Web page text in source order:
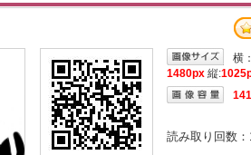
横：
1480px 縦:
読み取り回数：